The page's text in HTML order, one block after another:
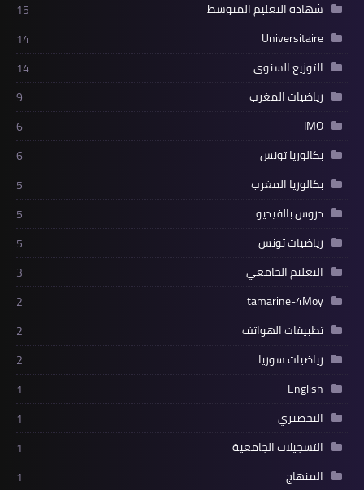
شهادة التعليم المتوسط
15
Universitaire
14
التوزيع السنوي
14
رياضيات المغرب
9
IMO
6
بكالوريا تونس
6
بكالوريا المغرب
5
دروس بالفيديو
5
رياضيات تونس
5
التعليم الجامعي
3
tamarine-4Moy
2
تطبيقات الهواتف
2
رياضيات سوريا
2
English
1
التحضيري
1
التسجيلات الجامعية
1
المنهاج
1